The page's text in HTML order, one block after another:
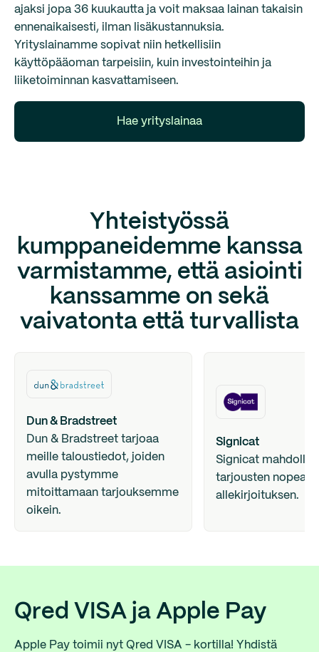
ajaksi jopa 36 kuukautta ja voit maksaa lainan takaisin
ennenaikaisesti, ilman lisäkustannuksia.
Yrityslainamme sopivat niin hetkellisiin
käyttöpääoman tarpeisiin, kuin investointeihin ja
liiketoiminnan kasvattamiseen.
Hae yrityslainaa
Yhteistyössä
kumppaneidemme kanssa
varmistamme, että asiointi
kanssamme on sekä
vaivatonta että turvallista
Dun & Bradstreet
Dun & Bradstreet tarjoaa
meille taloustiedot, joiden
avulla pystymme
mitoittamaan tarjouksemme
oikein.
Signicat
Signicat
tarjousten nopean
allekirjoituksen.
Qred VISA ja Apple Pay
Apple Pay toimii nyt Qred VISA - kortilla! Yhdistä